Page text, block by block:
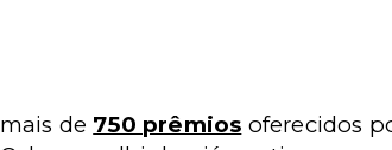
de 750 prêmios oferecidos